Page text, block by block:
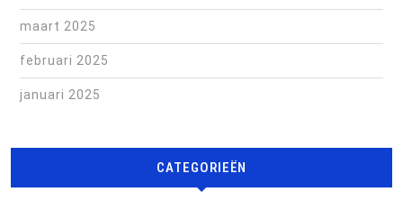
maart 2025
februari 2025
januari 2025
CATEGORIEËN